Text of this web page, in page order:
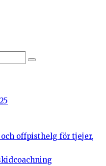
offpisthelg för tjejer,